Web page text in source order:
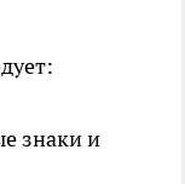
знаки и